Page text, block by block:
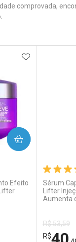
comprovada,
Efeito
ADICIONAR
Sérum
Lifter
R$ 53,59
R$